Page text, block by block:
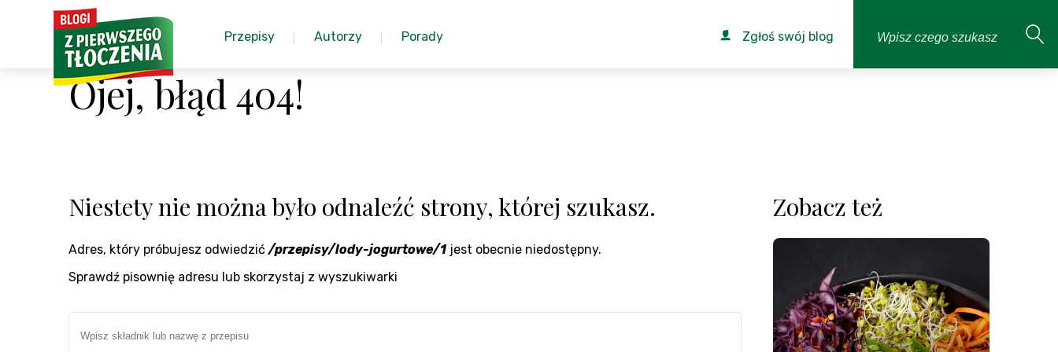
Przepisy Autorzy Porady Zgłoś swój blog
Ojej, błąd 404!
Niestety nie można było odnaleźć strony, której szukasz.
Adres, który próbujesz odwiedzić/przepisy/lody-jogurtowe/1jest obecnie niedostępny.
Sprawdź pisownię adresu lub skorzystaj z wyszukiwarki
Zobacz też